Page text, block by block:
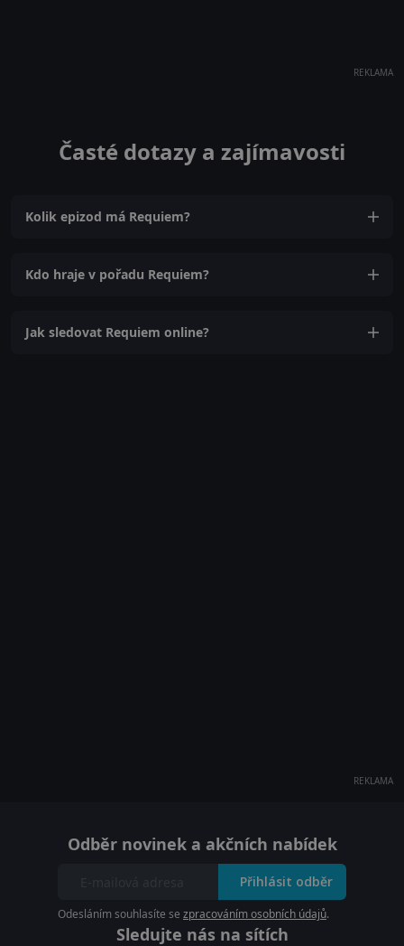
REKLAMA
Časté dotazy a zajímavosti
Kolik epizod má Requiem?
Kdo hraje v pořadu Requiem?
Jak sledovat Requiem online?
REKLAMA
Odběr novinek a akčních nabídek
Přihlásit odběr
Odesláním souhlasíte se zpracováním osobních údajů.
Sledujte nás na sítích